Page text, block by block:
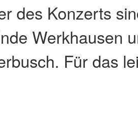
des Konzerts
Werkhausen
Für das